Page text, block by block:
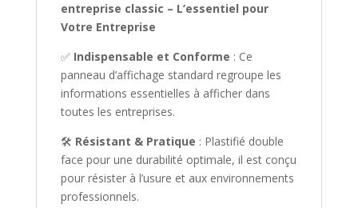
entreprise classic – L’essentiel pour
Votre Entreprise
✅ Indispensable et Conforme : Ce
panneau d’affichage standard regroupe les
informations essentielles à afficher dans
toutes les entreprises.
🛠 Résistant & Pratique : Plastifié double
face pour une durabilité optimale, il est conçu
pour résister à l’usure et aux environnements
professionnels.